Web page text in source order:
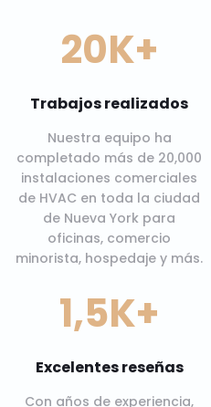
20K+
Trabajos realizados
Nuestra equipo ha
completado más de 20,000
instalaciones comerciales
de HVAC en toda la ciudad
de Nueva York para
oficinas, comercio
minorista, hospedaje y más.
1,5K+
Excelentes reseñas
Con años de experiencia,